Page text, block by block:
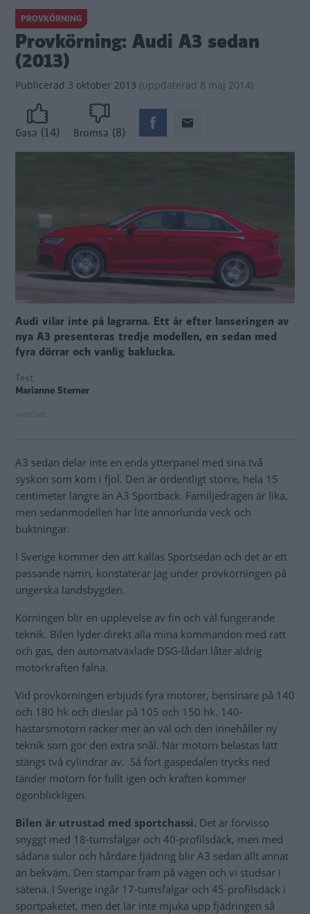
PROVKÖRNING
Provkörning: Audi A3 sedan
(2013)
Publicerad 3 oktober 2013 (uppdaterad 8 maj 2014)
Gasa (14) Bromsa (8)
Audi vilar inte på lagrarna. Ett år efter lanseringen av
nya A3 presenteras tredje modellen, en sedan med
fyra dörrar och vanlig baklucka.
Text
Marianne Sterner
A3 sedan delar inte en enda ytterpanel med sina två
syskon som kom i fjol. Den är ordentligt större, hela 15
centimeter längre än A3 Sportback. Familjedragen är lika,
men sedanmodellen har lite annorlunda veck och
buktningar.
I Sverige kommer den att kallas Sportsedan och det är ett
passande namn, konstaterar jag under provkörningen på
ungerska landsbygden.
Körningen blir en upplevelse av fin och väl fungerande
teknik. Bilen lyder direkt alla mina kommandon med ratt
och gas, den automatväxlade DSG-lådan låter aldrig
motorkraften falna.
Vid provkörningen erbjuds fyra motorer, bensinare på 140
och 180 hk och dieslar på 105 och 150 hk. 140-
hästarsmotorn räcker mer än väl och den innehåller ny
teknik som gör den extra snål. När motorn belastas lätt
stängs två cylindrar av. Så fort gaspedalen trycks ned
tänder motorn för fullt igen och kraften kommer
ögonblickligen.
Bilen är utrustad med sportchassi. Det är förvisso
snyggt med 18-tumsfälgar och 40-profilsdäck, men med
sådana sulor och hårdare fjädring blir A3 sedan allt annat
än bekväm. Den stampar fram på vägen och vi studsar i
sätena. I Sverige ingår 17-tumsfälgar och 45-profilsdäck i
sportpaketet, men det lär inte mjuka upp fjädringen så